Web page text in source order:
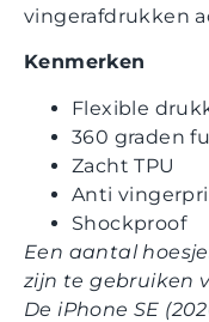
vingerafdrukken
Kenmerken
Flexible
360 graden
Zacht TPU
Anti
Shockproof
Een aantal
zijn te gebruiken
De iPhone SE